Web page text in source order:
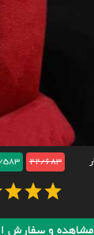
22/683
583
مشاهده و سفارش